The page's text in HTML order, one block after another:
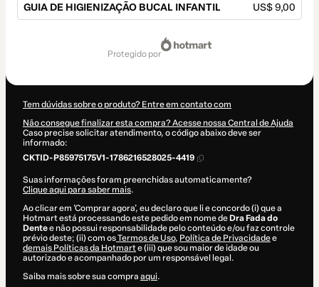
GUIA DE HIGIENIZAÇÃO BUCAL INFANTIL US$ 9,00
protegido por
Tem dúvidas sobre o produto? Entre em contato com
Não consegue finalizar esta compra? Acesse nossa Central de Ajuda
Caso precise solicitar atendimento, o código abaixo deve ser
informado:
CKTID-P85975175V1-1786216528025-4419
Suas informações foram preenchidas automaticamente?
Clique aqui para saber mais.
Ao clicar em 'Comprar agora', eu declaro que li e concordo (i) que a
Hotmart está processando este pedido em nome de Dra Fada do
Dentee não possui responsabilidade pelo conteúdo e/ou faz controle
prévio deste; (ii) com osTermos de Uso, Política de Privacidadee
demais Políticas da Hotmarte (iii) que sou maior de idade ou
autorizado e acompanhado por um responsável legal.
Saiba mais sobre sua compra aqui.